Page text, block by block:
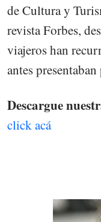
de Cultura y
revista Forbes,
viajeros han
antes
Descargue
click acá